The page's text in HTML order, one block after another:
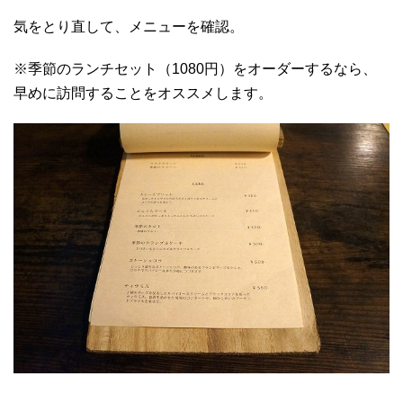
気をとり直して、メニューを確認。
※季節のランチセット（1080円）をオーダーするなら、
早めに訪問することをオススメします。